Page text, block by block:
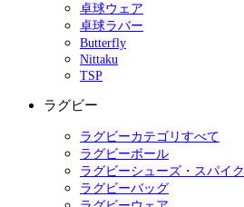
卓球ウェア
卓球ラバー
Butterfly
Nittaku
TSP
ラグビー
ラグビーカテゴリすべて
ラグビーボール
ラグビーシューズ・スパイク
ラグビーバッグ